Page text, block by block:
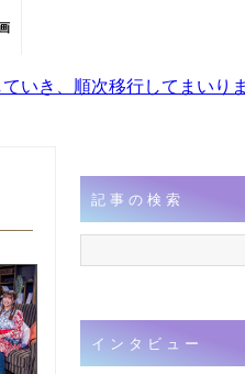
いき、順次移行してまいりま
記事の検索
インタビュー